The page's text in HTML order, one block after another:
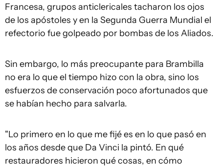
Francesa, grupos anticlericales tacharon los ojos
de los apóstoles y en la Segunda Guerra Mundial el
refectorio fue golpeado por bombas de los Aliados.
Sin embargo, lo más preocupante para Brambilla
no era lo que el tiempo hizo con la obra, sino los
esfuerzos de conservación poco afortunados que
se habían hecho para salvarla.
"Lo primero en lo que me fijé es en lo que pasó en
los años desde que Da Vinci la pintó. En qué
restauradores hicieron qué cosas, en cómo